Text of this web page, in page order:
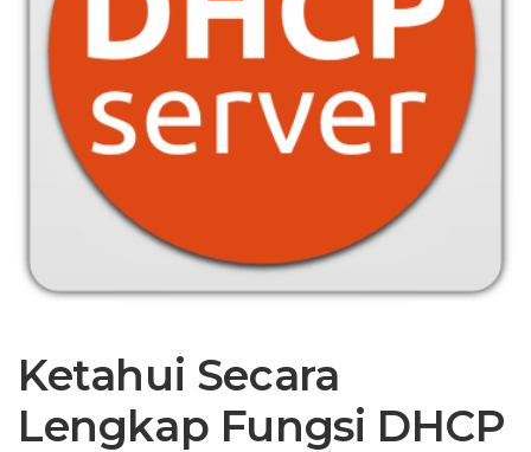
Ketahui Secara
Lengkap Fungsi DHCP